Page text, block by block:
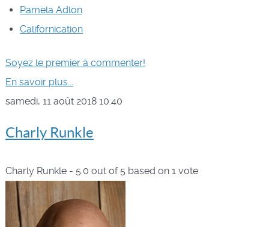
Pamela Adlon
Californication
Soyez le premier à commenter!
En savoir plus...
samedi, 11 août 2018 10:40
Charly Runkle
Charly Runkle- 5.0 out of 5 based on 1vote